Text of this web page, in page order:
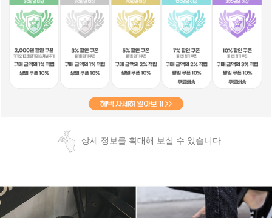
상세 정보를 확대해 보실 수 있습니다